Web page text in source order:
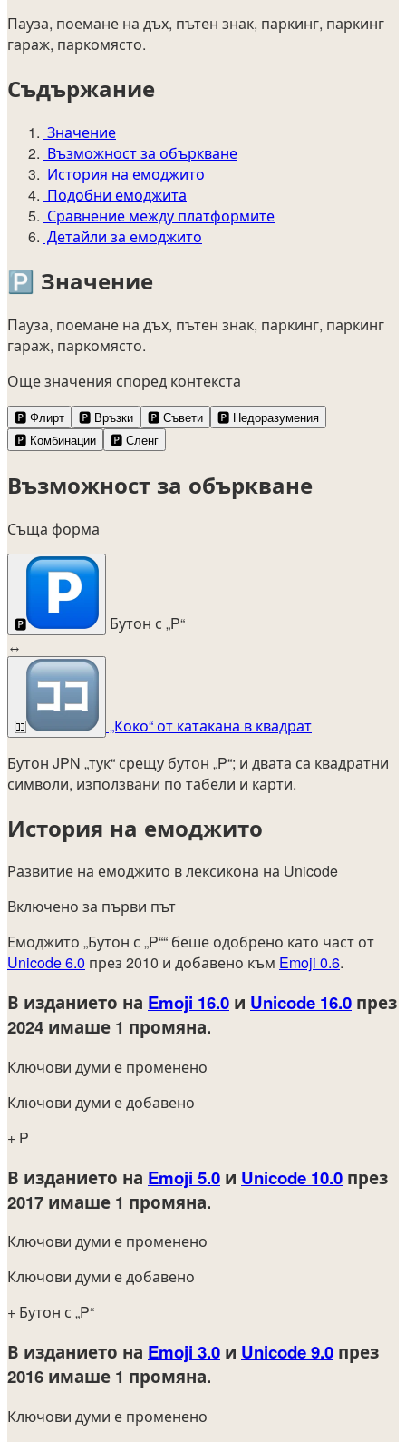
Пауза, поемане на дъх, пътен знак, паркинг, паркинг
гараж, паркомясто.
Съдържание
Значение
Възможност за объркване
История на емоджито
Подобни емоджита
Сравнение между платформите
Детайли за емоджито
🅿️ Значение
Пауза, поемане на дъх, пътен знак, паркинг, паркинг
гараж, паркомясто.
Още значения според контекста
🅿️ Флирт 🅿️ Връзки 🅿️ Съвети 🅿️ Недоразумения
🅿️ Комбинации 🅿️ Сленг
Възможност за объркване
Съща форма
🅿️
Бутон с „P“
↔
🈁
„Коко“ от катакана в квадрат
Бутон JPN „тук“ срещу бутон „P“; и двата са квадратни
символи, използвани по табели и карти.
История на емоджито
Развитие на емоджито в лексикона на Unicode
Включено за първи път
Емоджито „Бутон с „P““ беше одобрено като част от
Unicode 6.0 през 2010 и добавено към Emoji 0.6.
В изданието на Emoji 16.0 и Unicode 16.0 през
2024 имаше 1 промяна.
Ключови думи е променено
Ключови думи е добавено
+ P
В изданието на Emoji 5.0 и Unicode 10.0 през
2017 имаше 1 промяна.
Ключови думи е променено
Ключови думи е добавено
+ Бутон с „P“
В изданието на Emoji 3.0 и Unicode 9.0 през
2016 имаше 1 промяна.
Ключови думи е променено